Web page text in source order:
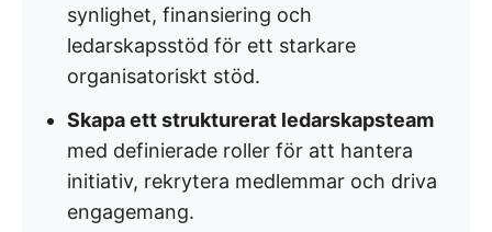
synlighet, finansiering och
ledarskapsstöd för ett starkare
organisatoriskt stöd.
Skapa ett strukturerat ledarskapsteam
med definierade roller för att hantera
initiativ, rekrytera medlemmar och driva
engagemang.